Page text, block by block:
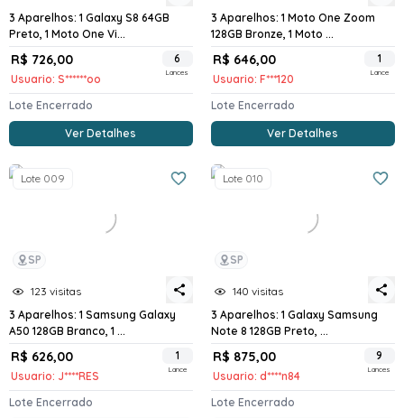
3 Aparelhos: 1 Galaxy S8 64GB
Preto, 1 Moto One Vi...
R$ 726,00
Usuario: S******oo
6
Lances
Lote Encerrado
Ver Detalhes
3 Aparelhos: 1 Moto One Zoom
128GB Bronze, 1 Moto ...
R$ 646,00
Usuario: F***120
1
Lance
Lote Encerrado
Ver Detalhes
SP
Lote 009
123 visitas
3 Aparelhos: 1 Samsung Galaxy
A50 128GB Branco, 1 ...
R$ 626,00
Usuario: J****RES
1
Lance
Lote Encerrado
SP
Lote 010
140 visitas
3 Aparelhos: 1 Galaxy Samsung
Note 8 128GB Preto, ...
R$ 875,00
Usuario: d****n84
9
Lances
Lote Encerrado